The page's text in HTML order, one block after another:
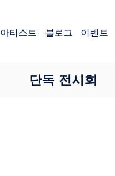
아티스트 블로그 이벤트
단독 전시회